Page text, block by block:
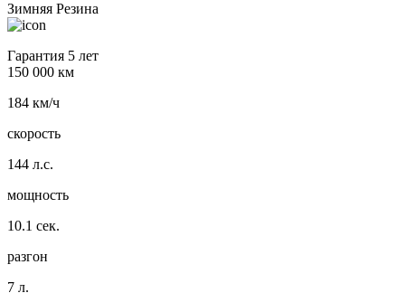
Зимняя Резина
Гарантия 5 лет
150 000 км
184 км/ч
скорость
144 л.с.
мощность
10.1 сек.
разгон
7 л.